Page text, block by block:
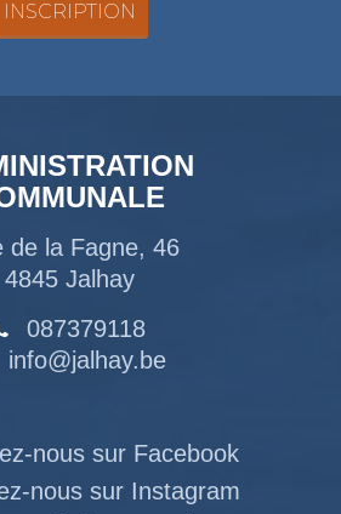
de la Fagne, 46
4845 Jalhay
087379118
info@jalhay.be
nous sur Facebook
nous sur Instagram